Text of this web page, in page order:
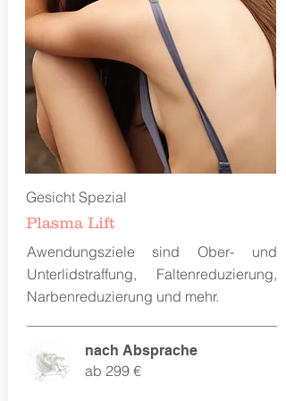
Gesicht Spezial
Plasma Lift
Awendungsziele sind Ober- und
Unterlidstraffung, Faltenreduzierung,
Narbenreduzierung und mehr.
ab 299 €
nach Absprache